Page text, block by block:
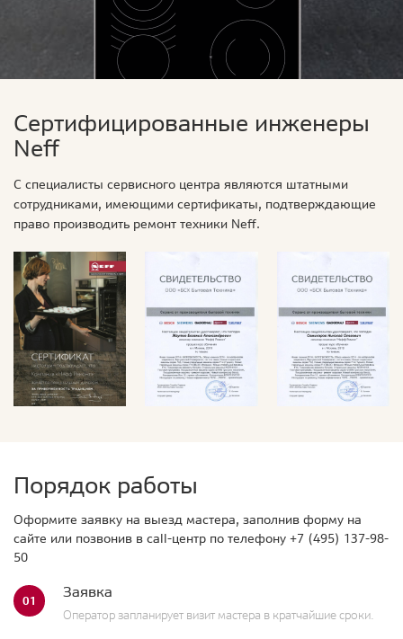
Сертифицированные инженеры
Neff
С специалисты сервисного центра являются штатными
сотрудниками, имеющими сертификаты, подтверждающие
право производить ремонт техники Neff.
Порядок работы
Оформите заявку на выезд мастера, заполнив форму на
сайте или позвонив в call-центр по телефону +7 (495) 137-98-
50
01 Заявка
Оператор запланирует визит мастера в кратчайшие сроки.